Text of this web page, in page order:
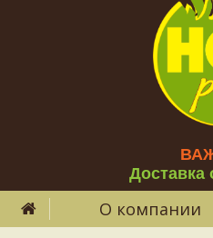
Доставка
О компании